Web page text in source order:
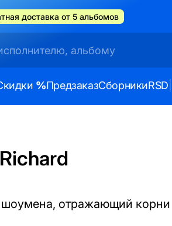
доставка от 5 альбомов
%ПредзаказСборникиRSD
шоумена, отражающий корни